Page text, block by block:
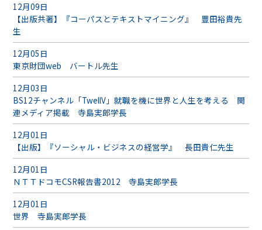
12月09日
【出版共著】『コーパスとテキストマイニング』 豊田裕貴先
生
12月05日
東京財団web バートル先生
12月03日
BS12チャンネル「TwellV」就職を機に世界と人生を考える 関
連メディア掲載 寺島実郎学長
12月01日
【出版】『ソーシャル・ビジネスの経営学』 長田貴仁先生
12月01日
ＮＴＴドコモCSR報告書2012 寺島実郎学長
12月01日
世界 寺島実郎学長